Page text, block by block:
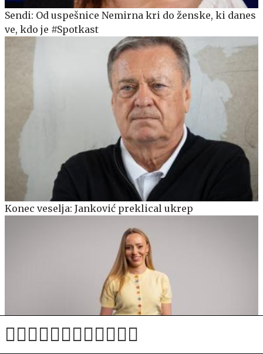
Sendi: Od uspešnice Nemirna kri do ženske, ki danes
ve, kdo je #Spotkast
Konec veselja: Janković preklical ukrep